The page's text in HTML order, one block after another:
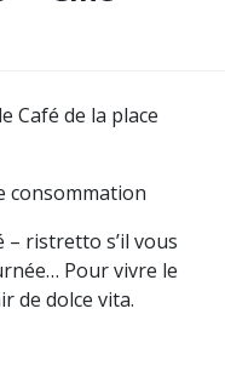
Café de la place
consommation
ristretto s’il vous
Pour vivre le
de dolce vita.